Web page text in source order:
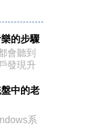
的步驟
聽到
發現升
中的老
系